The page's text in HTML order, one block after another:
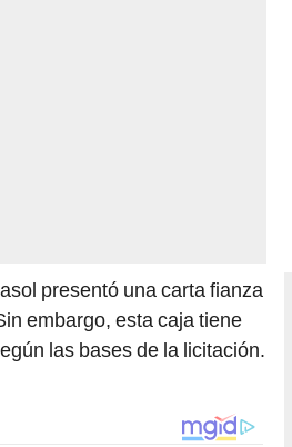
presentó una carta fianza
embargo, esta caja tiene
las bases de la licitación.